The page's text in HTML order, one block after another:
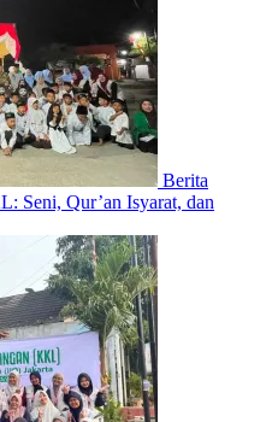
Berita
Seni, Qur’an Isyarat, dan